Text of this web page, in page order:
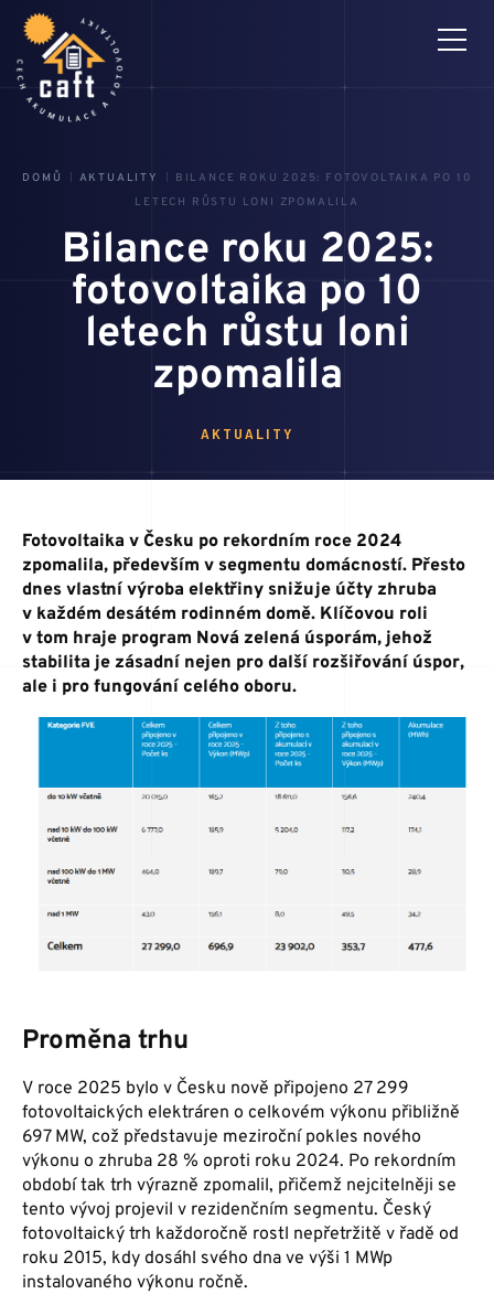
AKTUALITY
POMOCNÁ RUKA
KONTAKT
3D MONTÁŽNÍ NÁVODY PRO ČLENY
DOMŮ AKTUALITY
BILANCE ROKU 2025: FOTOVOLTAIKA PO 10
LETECH RŮSTU LONI ZPOMALILA
Bilance roku 2025:
fotovoltaika po 10
letech růstu loni
zpomalila
AKTUALITY
Fotovoltaika v Česku po rekordním roce 2024
zpomalila, především v segmentu domácností. Přesto
dnes vlastní výroba elektřiny snižuje účty zhruba
v každém desátém rodinném domě. Klíčovou roli
v tom hraje program Nová zelená úsporám, jehož
stabilita je zásadní nejen pro další rozšiřování úspor,
ale i pro fungování celého oboru.
Proměna trhu
V roce 2025 bylo v Česku nově připojeno 27 299
fotovoltaických elektráren o celkovém výkonu přibližně
697 MW, což představuje meziroční pokles nového
výkonu o zhruba 28 % oproti roku 2024. Po rekordním
období tak trh výrazně zpomalil, přičemž nejcitelněji se
tento vývoj projevil v rezidenčním segmentu. Český
fotovoltaický trh každoročně rostl nepřetržitě v řadě od
roku 2015, kdy dosáhl svého dna ve výši 1 MWp
instalovaného výkonu ročně.